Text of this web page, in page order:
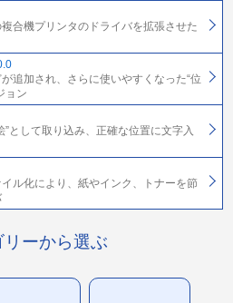
合機プリンタのドライバを拡張させた
追加され、さらに使いやすくなった“位
ョン
として取り込み、正確な位置に文字入
ル化により、紙やインク、トナーを節
リーから選ぶ